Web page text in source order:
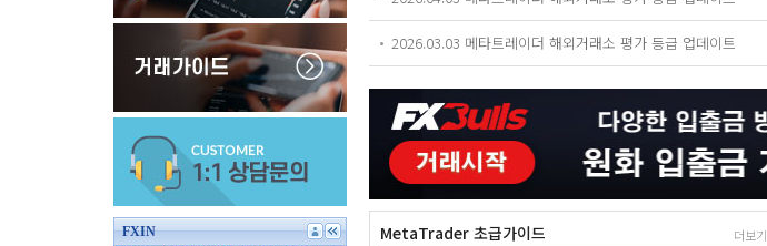
2026.03.03 메타트레이더 해외거래소 평가 등급 업데이트
MetaTrader 초급가이드 더보기